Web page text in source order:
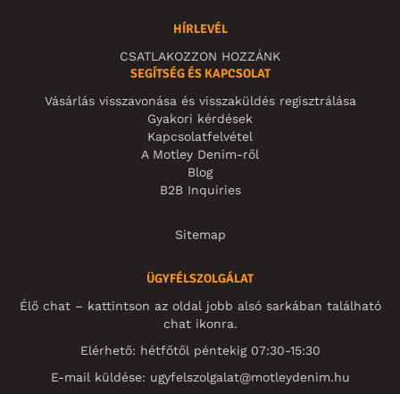
HÍRLEVÉL
CSATLAKOZZON HOZZÁNK
SEGÍTSÉG ÉS KAPCSOLAT
Vásárlás visszavonása és visszaküldés regisztrálása
Gyakori kérdések
Kapcsolatfelvétel
A Motley Denim-ről
Blog
B2B Inquiries
Sitemap
ÜGYFÉLSZOLGÁLAT
Élő chat – kattintson az oldal jobb alsó sarkában található
chat ikonra.
Elérhető: hétfőtől péntekig 07:30-15:30
E-mail küldése: ugyfelszolgalat@motleydenim.hu